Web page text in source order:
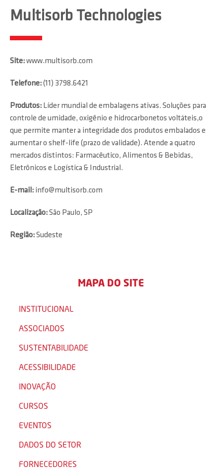
Multisorb Technologies
Site:www.multisorb.com
Telefone:(11) 3798.6421
Produtos: Líder mundial de embalagens ativas. Soluções para
controle de umidade, oxigênio e hidrocarbonetos voltáteis,o
que permite manter a integridade dos produtos embalados e
aumentar o shelf-life (prazo de validade). Atende a quatro
mercados distintos: Farmacêutico, Alimentos & Bebidas,
Eletrônicos e Logística & Industrial.
E-mail: info@multisorb.com
Localização:São Paulo, SP
Região:Sudeste
MAPA DO SITE
INSTITUCIONAL
ASSOCIADOS
SUSTENTABILIDADE
ACESSIBILIDADE
INOVAÇÃO
CURSOS
EVENTOS
DADOS DO SETOR
FORNECEDORES